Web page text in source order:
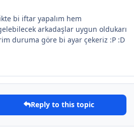
bi iftar yapalım hem
arkadaşlar uygun oldukarı
duruma göre bi ayar çekeriz :P :D
Reply to this topic